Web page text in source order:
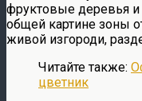
фруктовые деревья и
общей картине зоны
живой изгороди,
Читайте также:
цветник